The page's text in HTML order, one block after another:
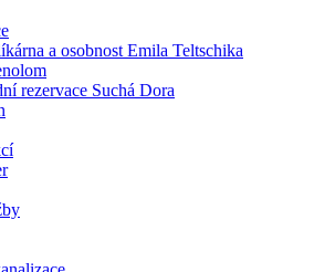
a osobnost Emila Teltschika
rezervace Suchá Dora